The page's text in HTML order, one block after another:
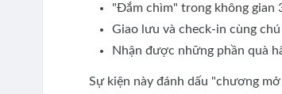
"Đắm chìm" trong không gian
Giao lưu và check-in cùng
Nhận được những phần quà
Sự kiện này đánh dấu "chương